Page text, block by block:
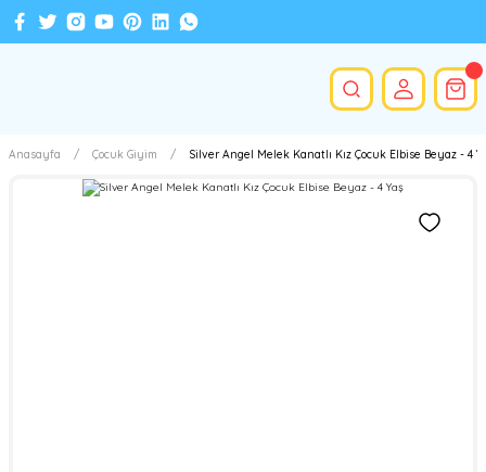
Anasayfa Çocuk Giyim Silver Angel Melek Kanatlı Kız Çocuk Elbise Beyaz - 4